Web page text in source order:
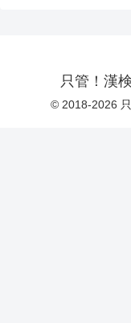
只管！漢
© 2018-2026